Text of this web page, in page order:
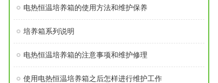
电热恒温培养箱的使用方法和维护保养
培养箱系列说明
电热恒温培养箱的注意事项和维护修理
使用电热恒温培养箱之后怎样进行维护工作